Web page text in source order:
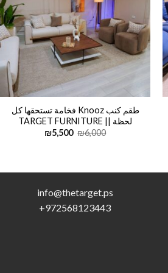
طقم كنب Knooz فخامة تستحقها كل
لحظة || TARGET FURNITURE
₪6,000
Original
price
₪5,500
info@thetarget.ps
972568123443
+